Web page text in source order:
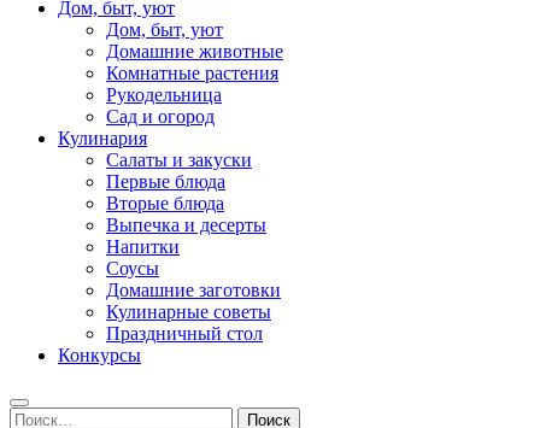
Дом, быт, уют
Дом, быт, уют
Домашние животные
Комнатные растения
Рукодельница
Сад и огород
Кулинария
Салаты и закуски
Первые блюда
Вторые блюда
Выпечка и десерты
Напитки
Соусы
Домашние заготовки
Кулинарные советы
Праздничный стол
Конкурсы
Найти: